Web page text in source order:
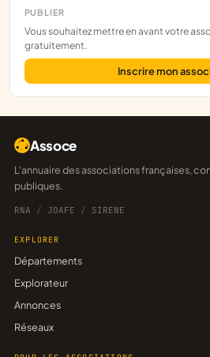
PUBLIER
Vous souhaitez mettre en avant votre association ? Inscrivez-la
gratuitement.
Inscrire mon
Assoce
L'annuaire des associations françaises, construit sur les données
publiques.
RNA / JOAFE / SIRENE
EXPLORER
Départements
Explorateur
Annonces
Réseaux